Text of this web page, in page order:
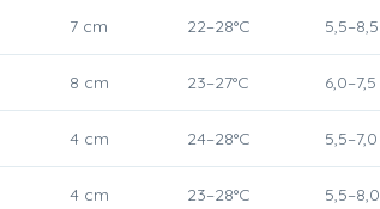
7 cm 22–28°C 5,5–8,5
8 cm 23–27°C 6,0–7,5
4 cm 24–28°C 5,5–7,0
4 cm 23–28°C 5,5–8,0